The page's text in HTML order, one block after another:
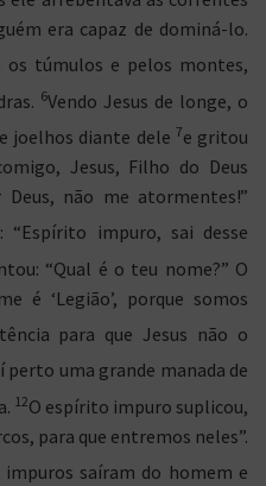
era capaz de dominá-lo.
os túmulos e pelos montes,
6Vendo Jesus de longe, o
joelhos diante dele 7e gritou
Jesus, Filho do Deus
não me atormentes!”
impuro, sai desse
“Qual é o teu nome?” O
é ‘Legião’, porque somos
para que Jesus não o
perto uma grande manada de
12O espírito impuro suplicou,
para que entremos neles”.
saíram do homem e